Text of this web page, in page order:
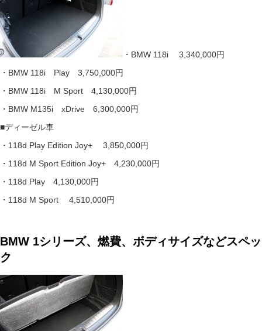
・BMW 118i 3,340,000円
・BMW 118i Play 3,750,000円
・BMW 118i M Sport 4,130,000円
・BMW M135i xDrive 6,300,000円
■ディーゼル車
・118d Play Edition Joy+ 3,850,000円
・118d M Sport Edition Joy+ 4,230,000円
・118d Play 4,130,000円
・118d M Sport 4,510,000円
BMW 1シリーズ、燃費、ボディサイズなどスペッ
ク